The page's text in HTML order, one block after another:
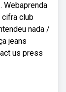
Webaprenda
cifra club
nada /
jeans
us press